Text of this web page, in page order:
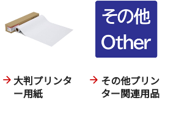
大判プリンタ
ー用紙
その他プリン
ター関連用品